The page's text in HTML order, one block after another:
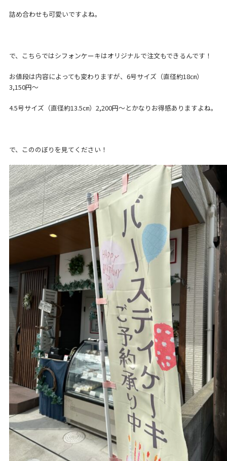
詰め合わせも可愛いですよね。
で、こちらではシフォンケーキはオリジナルで注文もできるんです！
お値段は内容によっても変わりますが、6号サイズ（直径約18㎝）
3,150円～
4.5号サイズ（直径約13.5㎝）2,200円～とかなりお得感ありますよね。
で、こののぼりを見てください！